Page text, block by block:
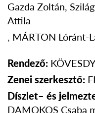
Gazda Zoltán,
Attila
, MÁRTON Lóránt-
Rendező:
Zenei szerkesztő:
Díszlet– és
DAMOKOS Csaba